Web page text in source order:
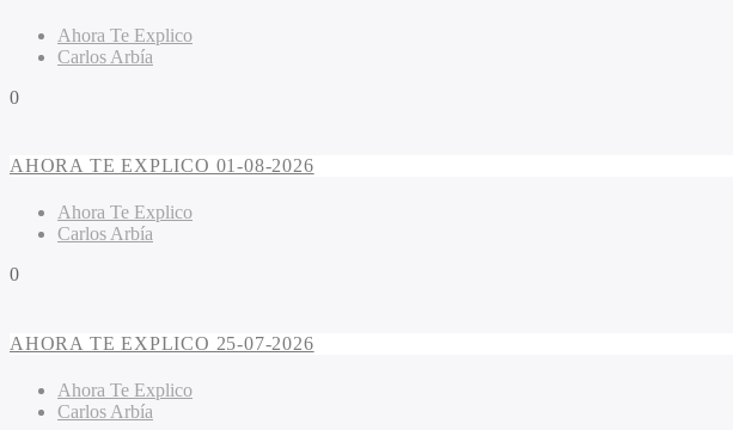
Ahora Te Explico
Carlos Arbía
0
AHORA TE EXPLICO 01-08-2026
Ahora Te Explico
Carlos Arbía
0
AHORA TE EXPLICO 25-07-2026
Ahora Te Explico
Carlos Arbía